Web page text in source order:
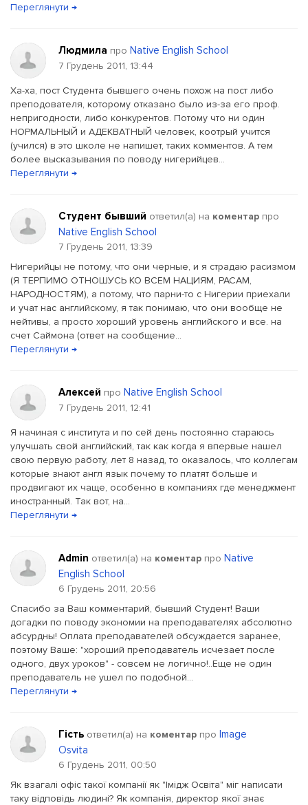
Переглянути →
Людмила про Native English School
7 Грудень 2011, 13:44
Ха-ха, пост Студента бывшего очень похож на пост либо
преподователя, которому отказано было из-за его проф.
непригодности, либо конкурентов. Потому что ни один
НОРМАЛЬНЫЙ и АДЕКВАТНЫЙ человек, коотрый учится
(учился) в это школе не напишет, таких комментов. А тем
более высказывания по поводу нигерийцев...
Переглянути →
Студент бывший ответил(a) на коментар про
Native English School
7 Грудень 2011, 13:39
Нигерийцы не потому, что они черные, и я страдаю расизмом
(Я ТЕРПИМО ОТНОШУСЬ КО ВСЕМ НАЦИЯМ, РАСАМ,
НАРОДНОСТЯМ), а потому, что парни-то с Нигерии приехали
и учат нас английскому, я так понимаю, что они вообще не
нейтивы, а просто хороший уровень английского и все. на
счет Саймона (ответ на сообщение...
Переглянути →
Алексей про Native English School
7 Грудень 2011, 12:41
Я начиная с института и по сей день постоянно стараюсь
улучшать свой английский, так как когда я впервые нашел
свою первую работу, лет 8 назад, то оказалось, что коллегам
которые знают англ язык почему то платят больше и
продвигают их чаще, особенно в компаниях где менеджмент
иностранный. Так вот, на...
Переглянути →
Admin ответил(a) на коментар про Native
English School
6 Грудень 2011, 20:56
Спасибо за Ваш комментарий, бывший Студент! Ваши
догадки по поводу экономии на преподавателях абсолютно
абсурдны! Оплата преподавателей обсуждается заранее,
поэтому Ваше: "хороший преподаватель исчезает после
одного, двух уроков" - совсем не логично!..Еще не один
преподаватель не ушел по подобной...
Переглянути →
Гість ответил(a) на коментар про Image
Osvita
6 Грудень 2011, 00:50
Як взагалі офіс такої компанії як "Імідж Освіта" міг написати
таку відповідь людині? Як компанія, директор якої знає